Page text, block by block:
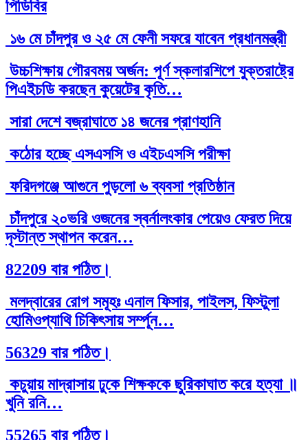
পিডিবির
১৬ মে চাঁদপুর ও ২৫ মে ফেনী সফরে যাবেন প্রধানমন্ত্রী
উচ্চশিক্ষায় গৌরবময় অর্জন: পূর্ণ স্কলারশিপে যুক্তরাষ্ট্রে
পিএইচডি করছেন কুয়েটের কৃতি…
সারা দেশে বজ্রাঘাতে ১৪ জনের প্রাণহানি
কঠোর হচ্ছে এসএসসি ও এইচএসসি পরীক্ষা
ফরিদগঞ্জে আগুনে পুড়লো ৬ ব্যবসা প্রতিষ্ঠান
চাঁদপুরে ২০ভরি ওজনের স্বর্নালংকার পেয়েও ফেরত দিয়ে
দৃস্টান্ত স্থাপন করেন…
82209 বার পঠিত।
মলদ্বারের রোগ সমূহঃ এনাল ফিসার, পাইলস, ফিস্টুলা
হোমিওপ্যাথি চিকিৎসায় সর্ম্পূন…
56329 বার পঠিত।
কচুয়ায় মাদ্রাসায় ঢুকে শিক্ষককে ছুরিকাঘাত করে হত্যা ॥
খুনি রনি…
55265 বার পঠিত।